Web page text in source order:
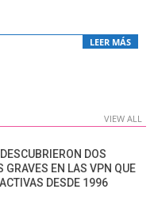
LEER MÁS
VIEW ALL
DOS
GRAVES EN LAS VPN QUE
DESDE 1996